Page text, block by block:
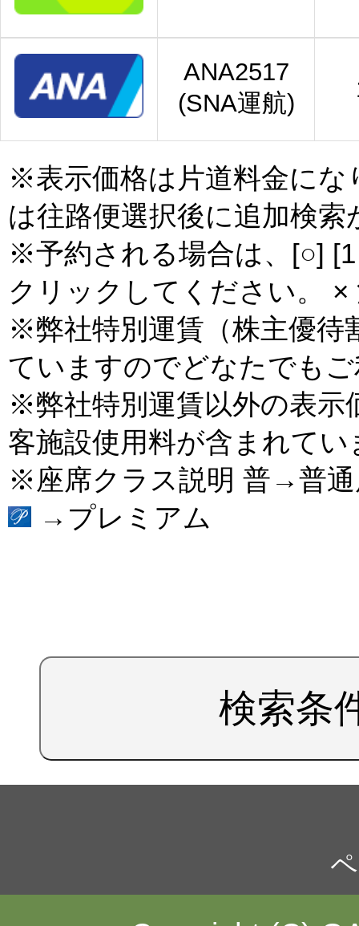
ANA2517
(SNA運航)
※表示価格は片道料金にな
は往路便選択後に追加検索
※予約される場合は、[○]
クリックしてください。
※弊社特別運賃（株主優待
ていますのでどなたでも
※弊社特別運賃以外の表示
客施設使用料が含まれてい
※座席クラス説明 普→普
→プレミアム
検索条